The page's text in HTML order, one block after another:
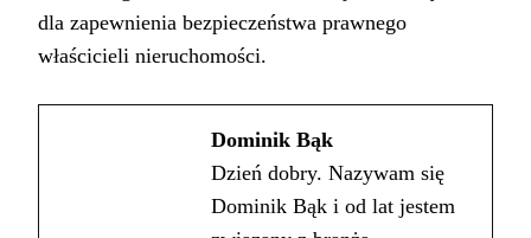
dla zapewnienia bezpieczeństwa prawnego
właścicieli nieruchomości.
Dominik Bąk
Dzień dobry. Nazywam się
Dominik Bąk i od lat jestem